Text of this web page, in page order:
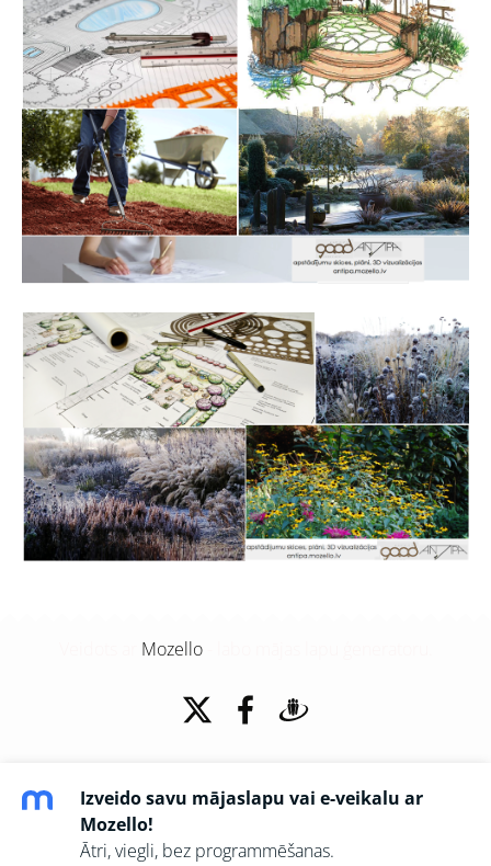
Mozello- labo mājas lapu ģeneratoru.
Izveido savu mājaslapu vai e-veikalu ar
Mozello!
Ātri, viegli, bez programmēšanas.